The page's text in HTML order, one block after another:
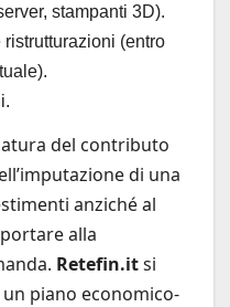
stampanti 3D).
(entro
del contributo
di una
anziché al
alla
Retefin.itsi
piano economico-